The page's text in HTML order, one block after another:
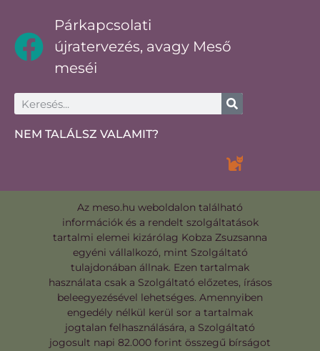
Párkapcsolati
újratervezés, avagy Meső
meséi
NEM TALÁLSZ VALAMIT?
Az meso.hu weboldalon található
információk és a rendelt szolgáltatások
tartalmi elemei kizárólag Kobza Zsuzsanna
egyéni vállalkozó, mint Szolgáltató
tulajdonában állnak. Ezen tartalmak
használata csak a Szolgáltató előzetes, írásos
beleegyezésével lehetséges. Amennyiben
engedély nélkül kerül sor a tartalmak
jogtalan felhasználására, a Szolgáltató
jogosult napi 82.000 forint összegű bírságot